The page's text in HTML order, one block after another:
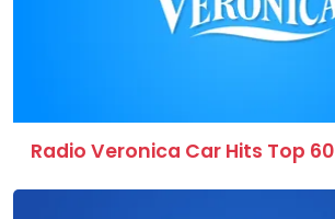
Radio Veronica Car Hits Top 60